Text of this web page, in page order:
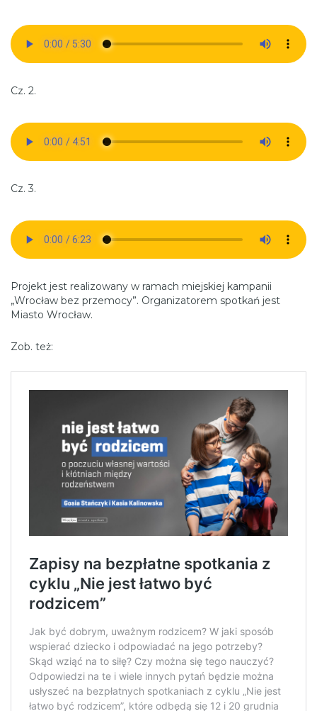
Cz. 2.
Cz. 3.
Projekt jest realizowany w ramach miejskiej kampanii
„Wrocław bez przemocy”. Organizatorem spotkań jest
Miasto Wrocław.
Zob. też: